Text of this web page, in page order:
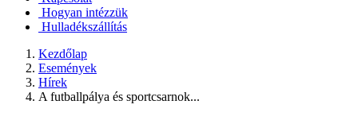
Hogyan intézzük
Hulladékszállítás
Kezdőlap
Események
Hírek
A futballpálya és sportcsarnok...